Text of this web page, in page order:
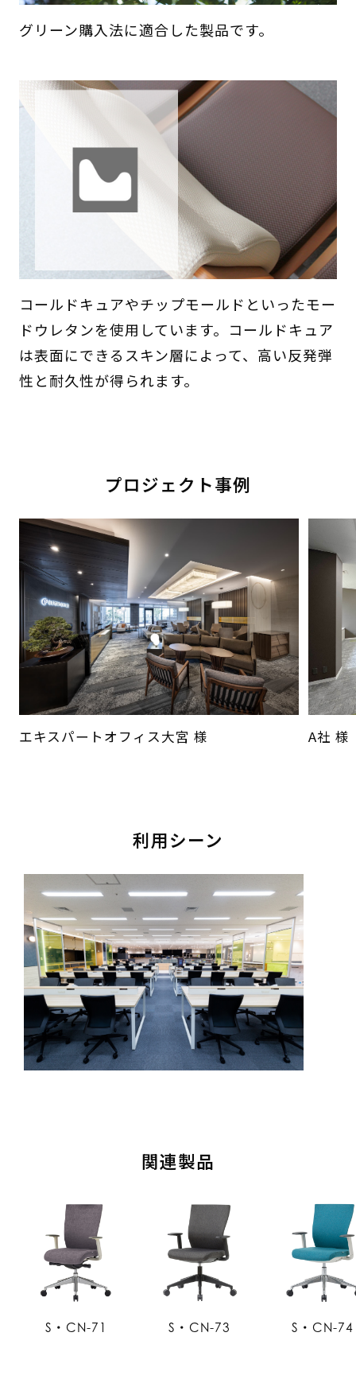
グリーン購入法に適合した製品です。
コールドキュアやチップモールドといったモー
ドウレタンを使用しています。コールドキュア
は表面にできるスキン層によって、高い反発弾
性と耐久性が得られます。
プロジェクト事例
エキスパートオフィス大宮 様 A社 様
利用シーン
関連製品
S・CN-71 S・CN-73 S・CN-74